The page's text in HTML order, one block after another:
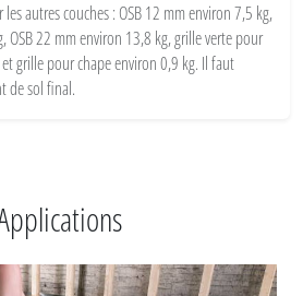
autres couches : OSB 12 mm environ 7,5 kg,
OSB 22 mm environ 13,8 kg, grille verte pour
grille pour chape environ 0,9 kg. Il faut
de sol final.